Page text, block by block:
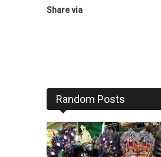
Share via
Random Posts